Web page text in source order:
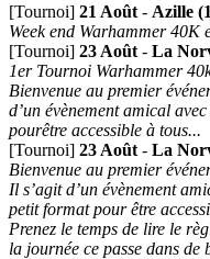
[Tournoi] 21 Août - Azille
Week end Warhammer 40K
[Tournoi] 23 Août - La
1er Tournoi Warhammer
Bienvenue au premier
d’un évènement amical
pourêtre accessible à tous...
[Tournoi] 23 Août - La
Bienvenue au premier
Il s’agit d’un évènement
petit format pour être
Prenez le temps de lire le
la journée ce passe dans de